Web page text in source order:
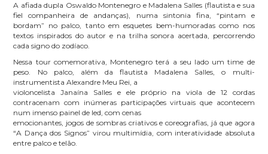
A afiada dupla Oswaldo Montenegro e Madalena Salles (flautista e sua
fiel companheira de andanças), numa sintonia fina, “pintam e
bordam” no palco, tanto em esquetes bem-humoradas como nos
textos inspirados do autor e na trilha sonora acertada, percorrendo
cada signo do zodíaco.
Nessa tour comemorativa, Montenegro terá a seu lado um time de
peso. No palco, além da flautista Madalena Salles, o multi-
instrumentista Alexandre Meu Rei, a
violoncelista Janaína Salles e ele próprio na viola de 12 cordas
contracenam com inúmeras participações virtuais que acontecem
num imenso painel de led, com cenas
emocionantes, jogos de sombras criativos e coreografias, já que agora
“A Dança dos Signos” virou multimídia, com interatividade absoluta
entre palco e telão.